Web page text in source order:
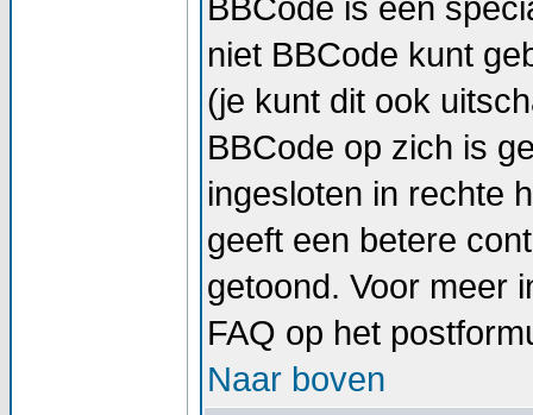
BBCode is een
niet BBCode kunt
(je kunt dit ook
BBCode op zich is
ingesloten in rechte
geeft een betere
getoond. Voor meer
FAQ op het
Naar boven